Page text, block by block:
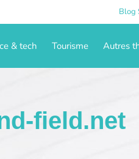
Blog
& tech Tourisme Autres
field.net